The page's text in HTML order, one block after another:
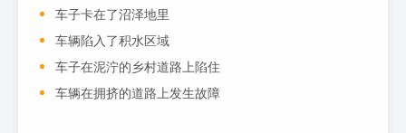
车子卡在了沼泽地里
车辆陷入了积水区域
车子在泥泞的乡村道路上陷住
车辆在拥挤的道路上发生故障